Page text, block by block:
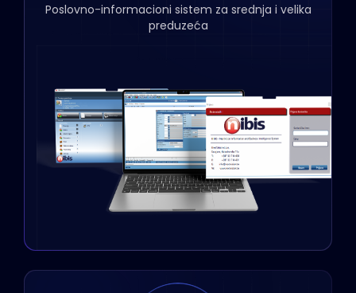
Poslovno-informacioni sistem za srednja i velika
preduzeća